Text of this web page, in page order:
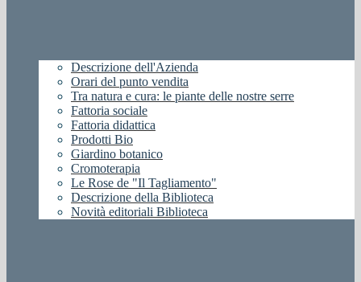
Descrizione dell'Azienda
Orari del punto vendita
Tra natura e cura: le piante delle nostre serre
Fattoria sociale
Fattoria didattica
Prodotti Bio
Giardino botanico
Cromoterapia
Le Rose de "Il Tagliamento"
Descrizione della Biblioteca
Novità editoriali Biblioteca